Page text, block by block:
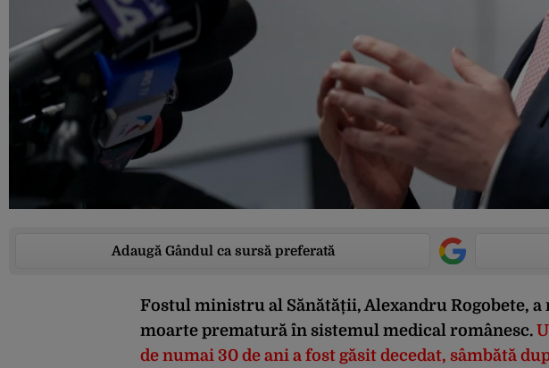
Adaugă Gândul ca sursă preferată
Fostul ministru al Sănătății, Alexandru Rogobete, a
moarte prematură în sistemul medical românesc.
de numai 30 de ani a fost găsit decedat, sâmbătă